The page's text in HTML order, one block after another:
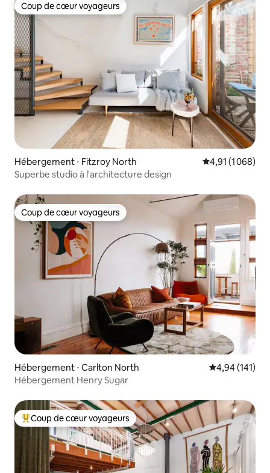
Coup de cœur voyageurs
Coup de cœur voyageurs
Hébergement ⋅ Fitzroy North Évaluation
4,91 (1 068)
Superbe studio à l'architecture design
Coup de cœur voyageurs
Coup de cœur voyageurs
Hébergement ⋅ Carlton North Évaluation
4,94 (141)
Hébergement Henry Sugar
Coups de cœur voyageurs les plus appréciés
Coup de cœur voyageurs